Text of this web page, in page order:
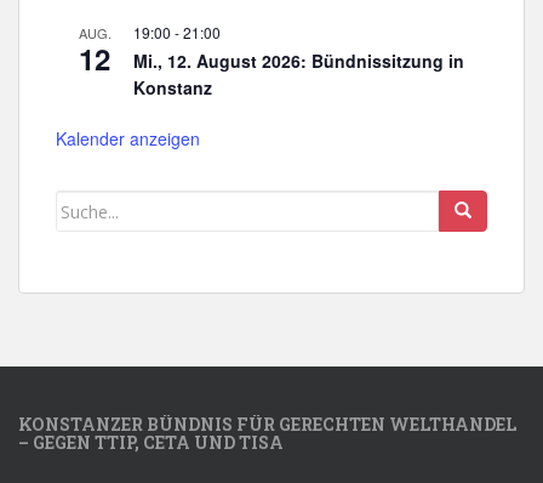
AUG.
12
19:00 -21:00
Mi., 12. August 2026: Bündnissitzung in
Konstanz
Kalender anzeigen
KONSTANZER BÜNDNIS FÜR GERECHTEN WELTHANDEL
– GEGEN TTIP, CETA UND TISA